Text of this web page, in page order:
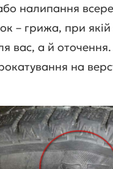
налипання
– грижа, при якій
вас, а й
на